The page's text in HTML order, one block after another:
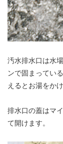
汚水排水口は水
ンで固まってい
えるとお湯をか
排水口の蓋はマ
て開けます。